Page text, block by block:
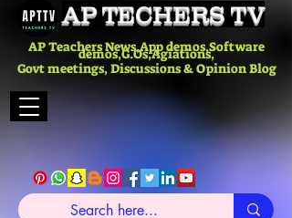
AP TECHERS TV
AP Teachers News,App demos,Software
demos,G.Os,Agiations,
Govt meetings, Discussions & Opinion Blog